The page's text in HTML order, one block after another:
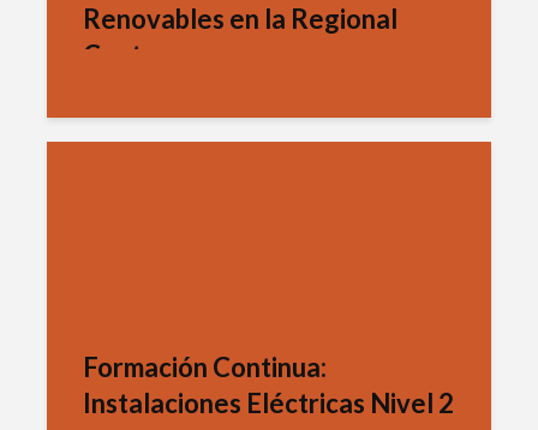
Renovables en la Regional
Centro
Formación Continua:
Instalaciones Eléctricas Nivel 2